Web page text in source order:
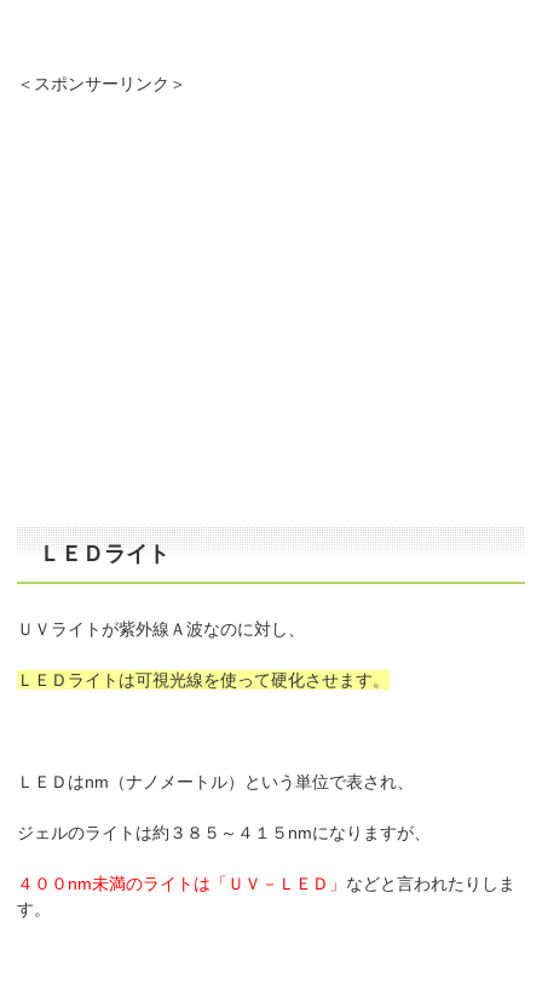
＜スポンサーリンク＞
ＬＥＤライト
ＵＶライトが紫外線Ａ波なのに対し、
ＬＥＤライトは可視光線を使って硬化させます。
ＬＥＤはnm（ナノメートル）という単位で表され、
ジェルのライトは約３８５～４１５nmになりますが、
４００nm未満のライトは「ＵＶ－ＬＥＤ」 などと言われたりしま
す。